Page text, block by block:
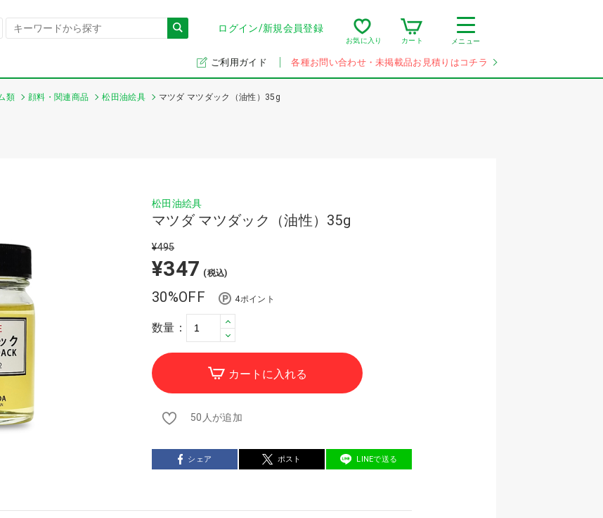
ログイン/新規会員登録
お気に入り カート メニュー
ご利用ガイド 各種お問い合わせ・未掲載品お見積りはコチラ
類 顔料・関連商品 松田油絵具 マツダ マツダック（油性）35g
松田油絵具
マツダ マツダック（油性）35g
¥495
¥347 (税込)
30%OFF 4ポイント
数量：
カートに入れる
50人が追加
シェア ポスト LINEで送る